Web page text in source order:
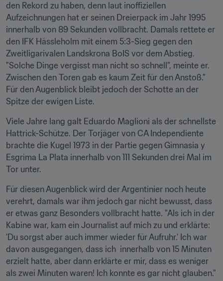
den Rekord zu haben, denn laut inoffiziellen
Aufzeichnungen hat er seinen Dreierpack im Jahr 1995
innerhalb von 89 Sekunden vollbracht. Damals rettete er
den IFK Hässleholm mit einem 5:3-Sieg gegen den
Zweitligarivalen Landskrona BoIS vor dem Abstieg.
"Solche Dinge vergisst man nicht so schnell", meinte er.
Zwischen den Toren gab es kaum Zeit für den Anstoß."
Für den Augenblick bleibt jedoch der Schotte an der
Spitze der ewigen Liste.
Viele Jahre lang galt Eduardo Maglioni als der schnellste
Hattrick-Schütze. Der Torjäger von CA Independiente
brachte die Kugel 1973 in der Partie gegen Gimnasia y
Esgrima La Plata innerhalb von 111 Sekunden drei Mal im
Tor unter.
Für diesen Augenblick wird der Argentinier noch heute
verehrt, damals war ihm jedoch gar nicht bewusst, dass
er etwas ganz Besonders vollbracht hatte. "Als ich in der
Kabine war, kam ein Journalist auf mich zu und erklärte:
'Du sorgst aber auch immer wieder für Aufruhr.' Ich war
davon ausgegangen, dass ich  innerhalb von 15 Minuten
erzielt hatte, aber dann erklärte er mir, dass es weniger
als zwei Minuten waren! Ich konnte es gar nicht glauben."